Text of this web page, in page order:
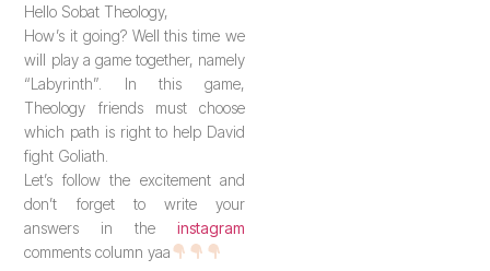
Hello Sobat Theology,
How’s it going? Well this time we
will play a game together, namely
“Labyrinth”. In this game,
Theology friends must choose
which path is right to help David
fight Goliath.
Let’s follow the excitement and
don’t forget to write your
answers in the instagram
comments column yaa